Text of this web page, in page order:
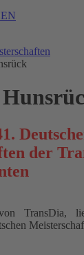
der
TransDia,